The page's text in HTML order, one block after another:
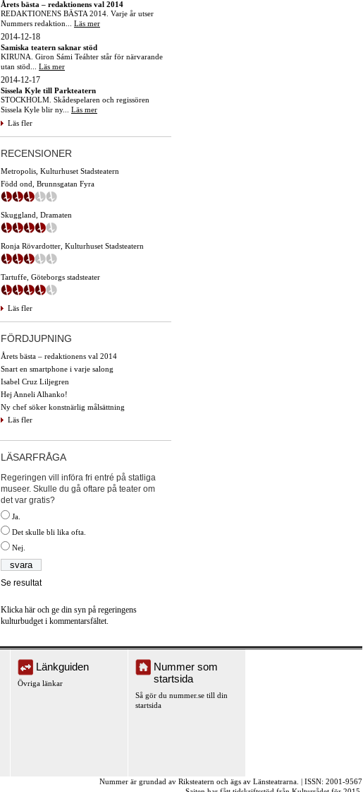
Årets bästa – redaktionens val 2014
REDAKTIONENS BÄSTA 2014. Varje år utser
Nummers redaktion... Läs mer
2014-12-18
Samiska teatern saknar stöd
KIRUNA. Giron Sámi Teáhter står för närvarande
utan stöd... Läs mer
2014-12-17
Sissela Kyle till Parkteatern
STOCKHOLM. Skådespelaren och regissören
Sissela Kyle blir ny... Läs mer
Läs fler
RECENSIONER
Metropolis, Kulturhuset Stadsteatern
Född ond, Brunnsgatan Fyra
Skuggland, Dramaten
Ronja Rövardotter, Kulturhuset Stadsteatern
Tartuffe, Göteborgs stadsteater
Läs fler
FÖRDJUPNING
Årets bästa – redaktionens val 2014
Snart en smartphone i varje salong
Isabel Cruz Liljegren
Hej Anneli Alhanko!
Ny chef söker konstnärlig målsättning
Läs fler
LÄSARFRÅGA
Regeringen vill införa fri entré på statliga
museer. Skulle du gå oftare på teater om
det var gratis?
Ja.
Det skulle bli lika ofta.
Nej.
Se resultat
Klicka här och ge din syn på regeringens
kulturbudget i kommentarsfältet.
Länkguiden
Övriga länkar
Nummer som
startsida
Så gör du nummer.se till din
startsida
Nummer är grundad av Riksteatern och ägs av Länsteatrarna. | ISSN: 2001-9567